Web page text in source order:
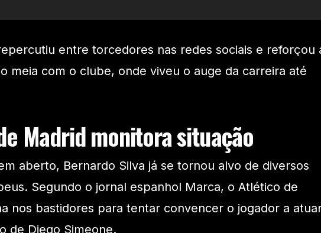
entre torcedores nas redes sociais e reforçou
meia com o clube, onde viveu o auge da carreira até
Madrid monitora situação
aberto, Bernardo Silva já se tornou alvo de diversos
Segundo o jornal espanhol Marca, o Atlético de
nos bastidores para tentar convencer o jogador a
de Diego Simeone.